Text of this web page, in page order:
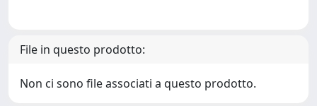
File in questo prodotto:
Non ci sono file associati a questo prodotto.